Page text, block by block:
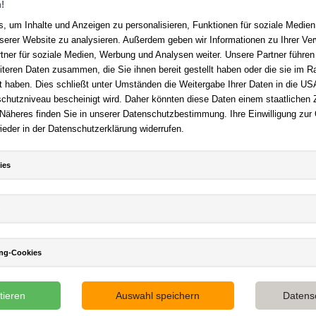
um Inhalte und Anzeigen zu personalisieren, Funktionen für soziale
Website zu analysieren. Außerdem geben wir Informationen zu Ihrer
für soziale Medien, Werbung und Analysen weiter. Unsere Partner
Daten zusammen, die Sie ihnen bereit gestellt haben oder die sie im
haben. Dies schließt unter Umständen die Weitergabe Ihrer Daten in die
bescheinigt wird. Daher könnten diese Daten einem staatlichen
finden Sie in unserer Datenschutzbestimmung. Ihre Einwilligung zur
in der Datenschutzerklärung widerrufen.
Cookies
Fragen?
Hier finden Sie
auf häufig gestellte Fragen.
E-Mail:service@deutsche-
(0)511 - 982 684 41
Ihre Vorteile bei uns
Kostenloser Versand ab 36,-
Bestellwert
Sicherer Online Shop und
SSL-Verschlüsselung